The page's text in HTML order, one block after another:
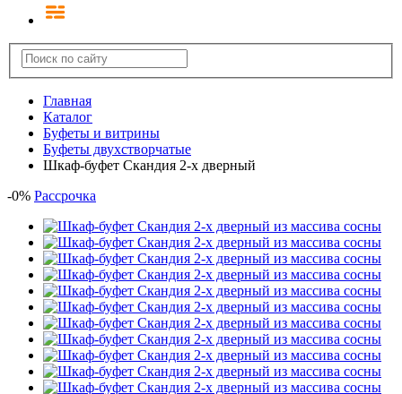
Главная
Каталог
Буфеты и витрины
Буфеты двухстворчатые
Шкаф-буфет Скандия 2-х дверный
-0% Рассрочка